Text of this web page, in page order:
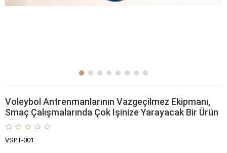
Voleybol Antrenmanlarının Vazgeçilmez Ekipmanı,
Smaç Çalışmalarında Çok Işinize Yarayacak Bir Ürün
VSPT-001